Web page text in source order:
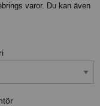
varor. Du kan även